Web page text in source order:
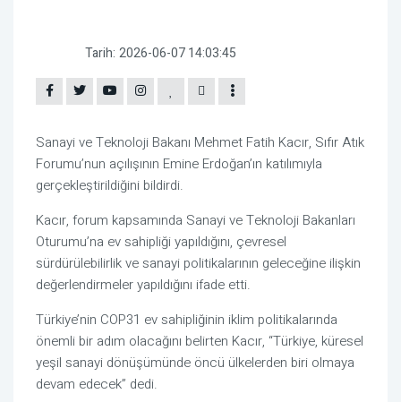
Tarih: 2026-06-07 14:03:45
Sanayi ve Teknoloji Bakanı Mehmet Fatih Kacır, Sıfır Atık
Forumu’nun açılışının Emine Erdoğan’ın katılımıyla
gerçekleştirildiğini bildirdi.
Kacır, forum kapsamında Sanayi ve Teknoloji Bakanları
Oturumu’na ev sahipliği yapıldığını, çevresel
sürdürülebilirlik ve sanayi politikalarının geleceğine ilişkin
değerlendirmeler yapıldığını ifade etti.
Türkiye’nin COP31 ev sahipliğinin iklim politikalarında
önemli bir adım olacağını belirten Kacır, “Türkiye, küresel
yeşil sanayi dönüşümünde öncü ülkelerden biri olmaya
devam edecek” dedi.